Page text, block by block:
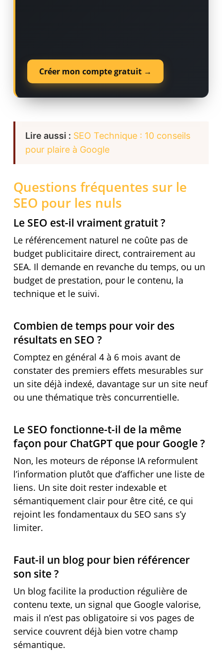
Créer mon compte gratuit →
Lire aussi : SEO Technique : 10 conseils
pour plaire à Google
Questions fréquentes sur le
SEO pour les nuls
Le SEO est-il vraiment gratuit ?
Le référencement naturel ne coûte pas de
budget publicitaire direct, contrairement au
SEA. Il demande en revanche du temps, ou un
budget de prestation, pour le contenu, la
technique et le suivi.
Combien de temps pour voir des
résultats en SEO ?
Comptez en général 4 à 6 mois avant de
constater des premiers effets mesurables sur
un site déjà indexé, davantage sur un site neuf
ou une thématique très concurrentielle.
Le SEO fonctionne-t-il de la même
façon pour ChatGPT que pour Google ?
Non, les moteurs de réponse IA reformulent
l’information plutôt que d’afficher une liste de
liens. Un site doit rester indexable et
sémantiquement clair pour être cité, ce qui
rejoint les fondamentaux du SEO sans s’y
limiter.
Faut-il un blog pour bien référencer
son site ?
Un blog facilite la production régulière de
contenu texte, un signal que Google valorise,
mais il n’est pas obligatoire si vos pages de
service couvrent déjà bien votre champ
sémantique.